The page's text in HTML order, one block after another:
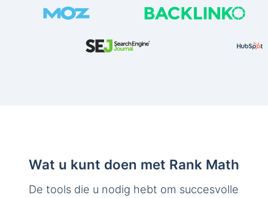
Wat u kunt doen met Rank Math
De tools die u nodig hebt om succesvolle